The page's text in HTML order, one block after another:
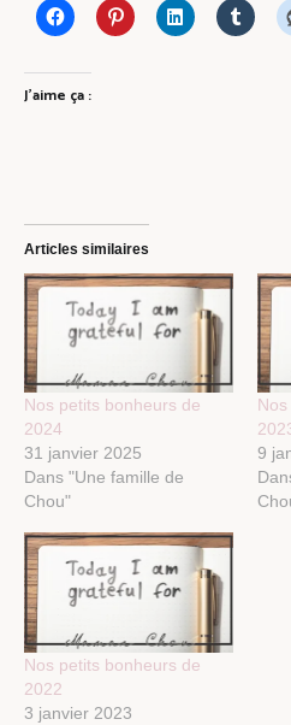
J’aime ça :
Articles similaires
Nos petits bonheurs de
2024
31 janvier 2025
Dans "Une famille de
Chou"
9
Nos petits bonheurs de
2022
3 janvier 2023